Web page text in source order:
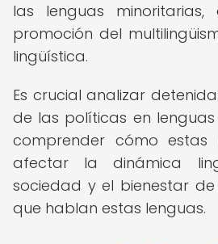
las lenguas
promoción del
lingüística.
Es crucial analizar
de las políticas en
comprender cómo estas
afectar la dinámica
sociedad y el bienestar
que hablan estas lenguas.